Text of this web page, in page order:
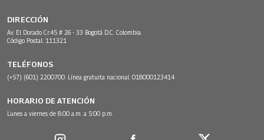
DIRECCIÓN
Av. El Dorado Cr.45 # 26 - 33 Bogotá D.C. Colombia.
Código Postal: 111321
TELÉFONOS
(+57) (601) 2200700. Línea gratuita nacional: 018000123414
HORARIO DE ATENCIÓN
Lunes a viernes de 8:00 a.m. a 5:00 p.m.